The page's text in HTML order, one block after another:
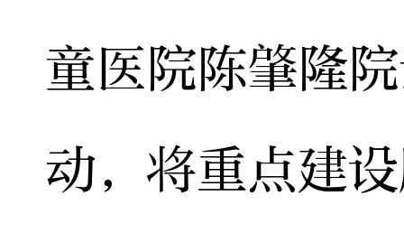
童医院陈肇隆
动，将重点建